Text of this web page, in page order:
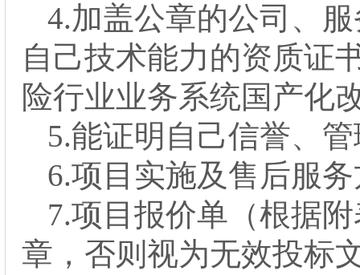
4.加盖公章的公司、
自己技术能力的资质证
险行业业务系统国产化
5.能证明自己信誉、
6.项目实施及售后服务
7.项目报价单（根据
章，否则视为无效投标